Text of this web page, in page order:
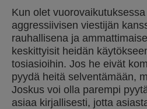
Kun olet
aggressiivisen viestijän
rauhallisena ja
keskittyisit heidän
tosiasioihin. Jos he eivät
pyydä heitä selventämään,
Joskus voi olla parempi
asiaa kirjallisesti, jotta